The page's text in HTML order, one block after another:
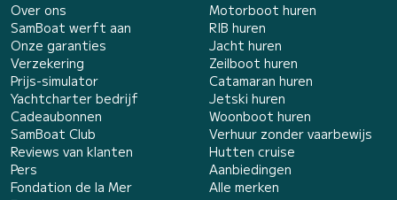
Over ons
SamBoat werft aan
Onze garanties
Verzekering
Prijs-simulator
Yachtcharter bedrijf
Cadeaubonnen
SamBoat Club
Reviews van klanten
Pers
Fondation de la Mer
Motorboot huren
RIB huren
Jacht huren
Zeilboot huren
Catamaran huren
Jetski huren
Woonboot huren
Verhuur zonder vaarbewijs
Hutten cruise
Aanbiedingen
Alle merken